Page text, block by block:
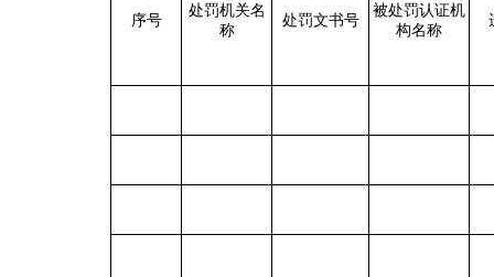
序号
处罚机关名
称
处罚文书号
被处罚认证机
构名称